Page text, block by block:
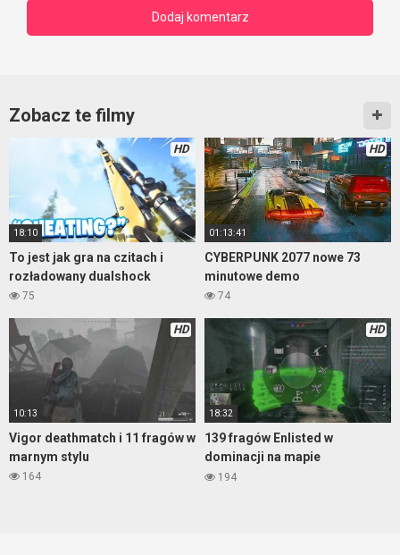
Zobacz te filmy
HD
18:10
To jest jak gra na czitach i
rozładowany dualshock
75
HD
01:13:41
CYBERPUNK 2077 nowe 73
minutowe demo
74
HD
10:13
Vigor deathmatch i 11 fragów w
marnym stylu
164
HD
18:32
139 fragów Enlisted w
dominacji na mapie
Pokrovskoe City
194